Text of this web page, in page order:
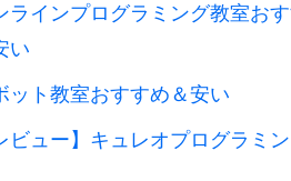
インプログラミング教室お
い
ト教室おすすめ＆安い
ュー】キュレオプログラミ